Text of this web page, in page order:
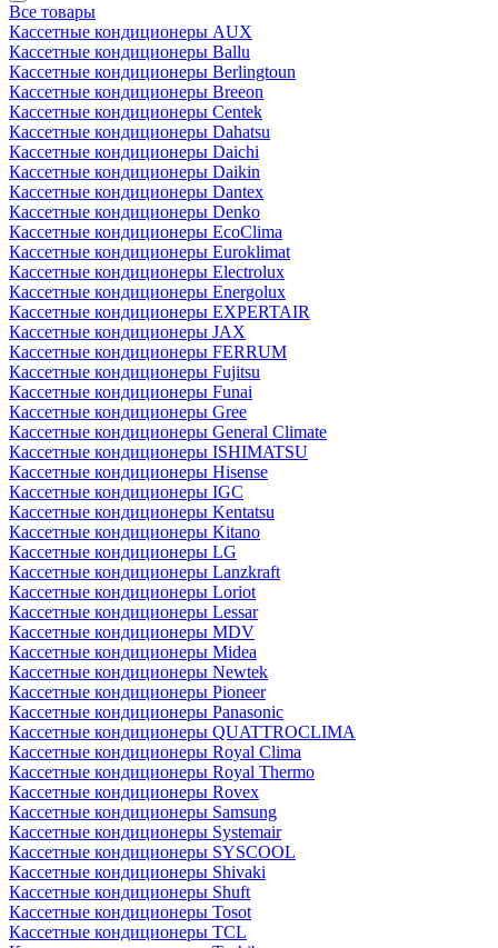
Все товары
Кассетные кондиционеры AUX
Кассетные кондиционеры Ballu
Кассетные кондиционеры Berlingtoun
Кассетные кондиционеры Breeon
Кассетные кондиционеры Centek
Кассетные кондиционеры Dahatsu
Кассетные кондиционеры Daichi
Кассетные кондиционеры Daikin
Кассетные кондиционеры Dantex
Кассетные кондиционеры Denko
Кассетные кондиционеры EcoClima
Кассетные кондиционеры Euroklimat
Кассетные кондиционеры Electrolux
Кассетные кондиционеры Energolux
Кассетные кондиционеры EXPERTAIR
Кассетные кондиционеры JAX
Кассетные кондиционеры FERRUM
Кассетные кондиционеры Fujitsu
Кассетные кондиционеры Funai
Кассетные кондиционеры Gree
Кассетные кондиционеры General Climate
Кассетные кондиционеры ISHIMATSU
Кассетные кондиционеры Hisense
Кассетные кондиционеры IGC
Кассетные кондиционеры Kentatsu
Кассетные кондиционеры Kitano
Кассетные кондиционеры LG
Кассетные кондиционеры Lanzkraft
Кассетные кондиционеры Loriot
Кассетные кондиционеры Lessar
Кассетные кондиционеры MDV
Кассетные кондиционеры Midea
Кассетные кондиционеры Newtek
Кассетные кондиционеры Pioneer
Кассетные кондиционеры Panasonic
Кассетные кондиционеры QUATTROCLIMA
Кассетные кондиционеры Royal Clima
Кассетные кондиционеры Royal Thermo
Кассетные кондиционеры Rovex
Кассетные кондиционеры Samsung
Кассетные кондиционеры Systemair
Кассетные кондиционеры SYSCOOL
Кассетные кондиционеры Shivaki
Кассетные кондиционеры Shuft
Кассетные кондиционеры Tosot
Кассетные кондиционеры TCL